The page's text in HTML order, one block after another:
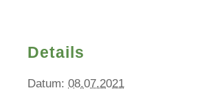
Details
Datum: 08.07.2021